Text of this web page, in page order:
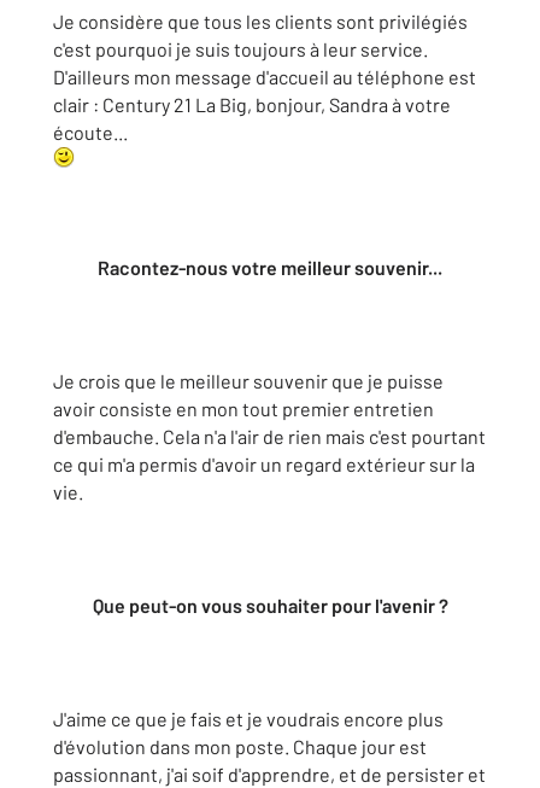
Je considère que tous les clients sont privilégiés
c'est pourquoi je suis toujours à leur service.
D'ailleurs mon message d'accueil au téléphone est
clair : Century 21 La Big, bonjour, Sandra à votre
écoute...
Racontez-nous votre meilleur souvenir...
Je crois que le meilleur souvenir que je puisse
avoir consiste en mon tout premier entretien
d'embauche. Cela n'a l'air de rien mais c'est pourtant
ce qui m'a permis d'avoir un regard extérieur sur la
vie.
Que peut-on vous souhaiter pour l'avenir ?
J'aime ce que je fais et je voudrais encore plus
d'évolution dans mon poste. Chaque jour est
passionnant, j'ai soif d'apprendre, et de persister et